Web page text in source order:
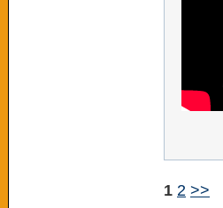
1 2 >>